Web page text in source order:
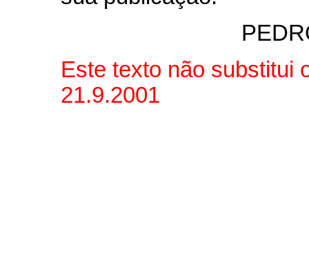
Este texto não substitui
21.9.2001